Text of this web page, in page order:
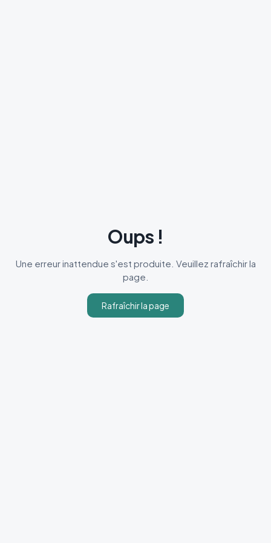
Oups !
Une erreur inattendue s'est produite. Veuillez rafraîchir la
page.
Rafraîchir la page